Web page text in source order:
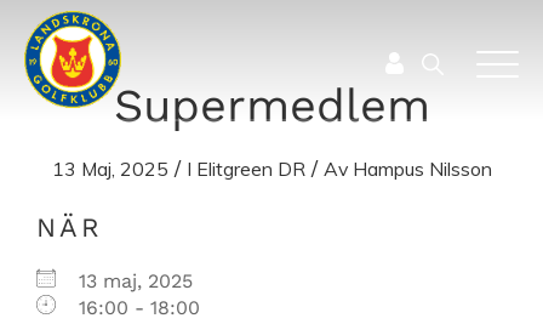
Supermedlem
13 Maj, 2025 / I Elitgreen DR / Av Hampus Nilsson
NÄR
13 maj, 2025
16:00 - 18:00
Ladda ner ICS